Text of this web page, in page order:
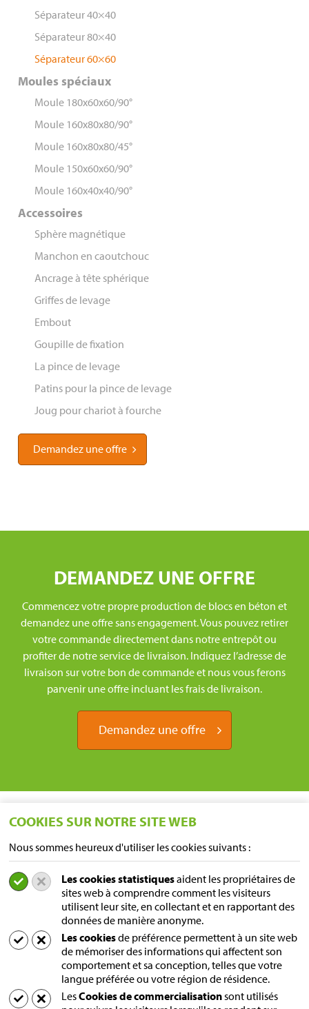
COOKIES SUR NOTRE SITE WEB
Nous sommes heureux d'utiliser les cookies suivants :
Les cookies statistiquesaident les propriétaires de
sites web à comprendre comment les visiteurs
utilisent leur site, en collectant et en rapportant des
données de manière anonyme.
Les cookiesde préférence permettent à un site web
de mémoriser des informations qui affectent son
comportement et sa conception, telles que votre
langue préférée ou votre région de résidence.
LesCookies de commercialisationsont utilisés
Séparateur 40×40
Séparateur 80×40
Séparateur 60×60
Moules spéciaux
Moule 180x60x60/90°
Moule 160x80x80/90°
Moule 160x80x80/45°
Moule 150x60x60/90°
Moule 160x40x40/90°
Accessoires
Sphère magnétique
Manchon en caoutchouc
Ancrage à tête sphérique
Griffes de levage
Embout
Goupille de fixation
La pince de levage
Patins pour la pince de levage
Joug pour chariot à fourche
Demandez une offre
DEMANDEZ UNE OFFRE
Commencez votre propre production de blocs en béton et
demandez une offre sans engagement. Vous pouvez retirer
votre commande directement dans notre entrepôt ou
profiter de notre service de livraison. Indiquez l’adresse de
livraison sur votre bon de commande et nous vous ferons
parvenir une offre incluant les frais de livraison.
Demandez une offre
EMPLACEMENTS
Sampers Logistics BV P/A Euroblock
A. van Leeuwenhoekstraat 9
5916 PD Venlo
les Pays-Bas
Adresse postale
Postbox 231